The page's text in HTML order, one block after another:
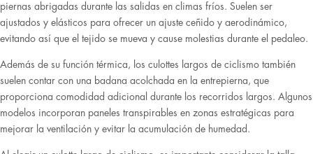
piernas abrigadas durante las salidas en climas fríos. Suelen ser
ajustados y elásticos para ofrecer un ajuste ceñido y aerodinámico,
evitando así que el tejido se mueva y cause molestias durante el pedaleo.
Además de su función térmica, los culottes largos de ciclismo también
suelen contar con una badana acolchada en la entrepierna, que
proporciona comodidad adicional durante los recorridos largos. Algunos
modelos incorporan paneles transpirables en zonas estratégicas para
mejorar la ventilación y evitar la acumulación de humedad.